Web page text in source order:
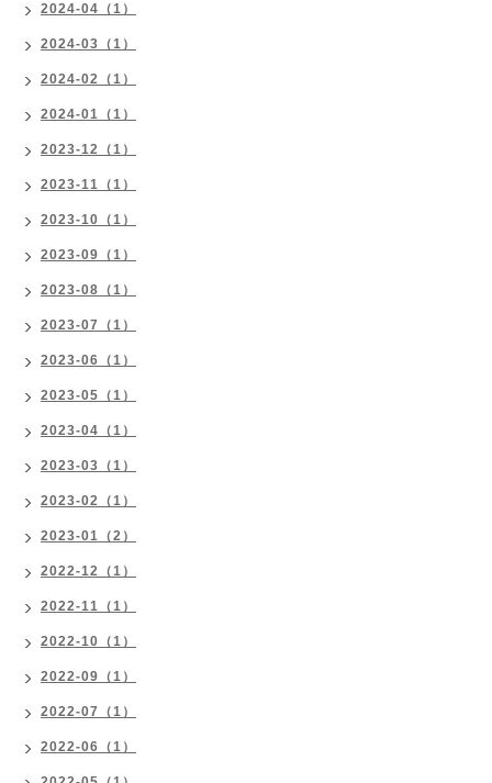
2024-04（1）
2024-03（1）
2024-02（1）
2024-01（1）
2023-12（1）
2023-11（1）
2023-10（1）
2023-09（1）
2023-08（1）
2023-07（1）
2023-06（1）
2023-05（1）
2023-04（1）
2023-03（1）
2023-02（1）
2023-01（2）
2022-12（1）
2022-11（1）
2022-10（1）
2022-09（1）
2022-07（1）
2022-06（1）